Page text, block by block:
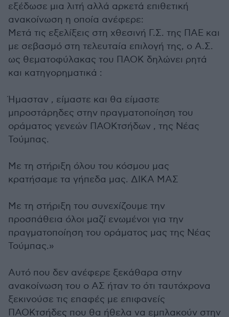
εξέδωσε μια λιτή αλλά αρκετά επιθετική
ανακοίνωση η οποία ανέφερε:
Μετά τις εξελίξεις στη χθεσινή Γ.Σ. της ΠΑΕ και
με σεβασμό στη τελευταία επιλογή της, ο Α.Σ.
ως θεματοφύλακας του ΠΑΟΚ δηλώνει ρητά
και κατηγορηματικά :
​Ήμασταν , είμαστε και θα είμαστε
μπροστάρηδες στην πραγματοποίηση του
οράματος γενεών ΠΑΟΚτσήδων , της Νέας
Τούμπας.
​Με τη στήριξη όλου του κόσμου μας
κρατήσαμε τα γήπεδα μας. ΔΙΚΑ ΜΑΣ
​Με τη στήριξη του συνεχίζουμε την
προσπάθεια όλοι μαζί ενωμένοι για την
πραγματοποίηση του οράματος μας της Νέας
Τούμπας.»
Αυτό που δεν ανέφερε ξεκάθαρα στην
ανακοίνωση του ο ΑΣ ήταν το ότι ταυτόχρονα
ξεκινούσε τις επαφές με επιφανείς
ΠΑΟΚτσήδες που θα ήθελα να εμπλακούν στην